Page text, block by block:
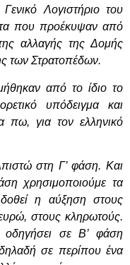
Λογιστήριο του
που προέκυψαν από
αλλαγής της Δομής
των Στρατοπέδων.
από το ίδιο το
υπόδειγμα και
πω, για τον ελληνικό
στη Γ’ φάση. Και
χρησιμοποιούμε τα
η αύξηση στους
στους κληρωτούς.
σε Β’ φάση
σε περίπου ένα